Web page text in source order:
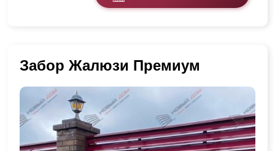
Забор Жалюзи Премиум